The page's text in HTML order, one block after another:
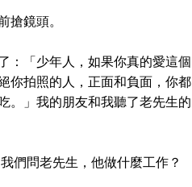
搶鏡頭。
：「少年人，如果你真的愛這個
你拍照的人，正面和負面，你都
。」我的朋友和我聽了老先生的
們問老先生，他做什麼工作？